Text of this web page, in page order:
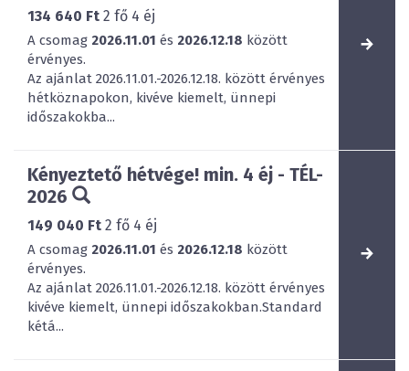
134 640 Ft 2 fő 4 éj
A csomag 2026.11.01 és 2026.12.18 között
érvényes.
Az ajánlat 2026.11.01.-2026.12.18. között érvényes
hétköznapokon, kivéve kiemelt, ünnepi
időszakokba...
Kényeztető hétvége! min. 4 éj - TÉL-
2026
149 040 Ft 2 fő 4 éj
A csomag 2026.11.01 és 2026.12.18 között
érvényes.
Az ajánlat 2026.11.01.-2026.12.18. között érvényes
kivéve kiemelt, ünnepi időszakokban.Standard
kétá...